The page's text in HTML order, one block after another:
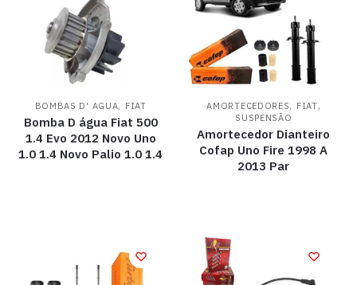
BOMBAS D' AGUA, FIAT
Bomba D água Fiat 500
1.4 Evo 2012 Novo Uno
1.0 1.4 Novo Palio 1.0 1.4
AMORTECEDORES, FIAT,
SUSPENSÃO
Amortecedor Dianteiro
Cofap Uno Fire 1998 A
2013 Par